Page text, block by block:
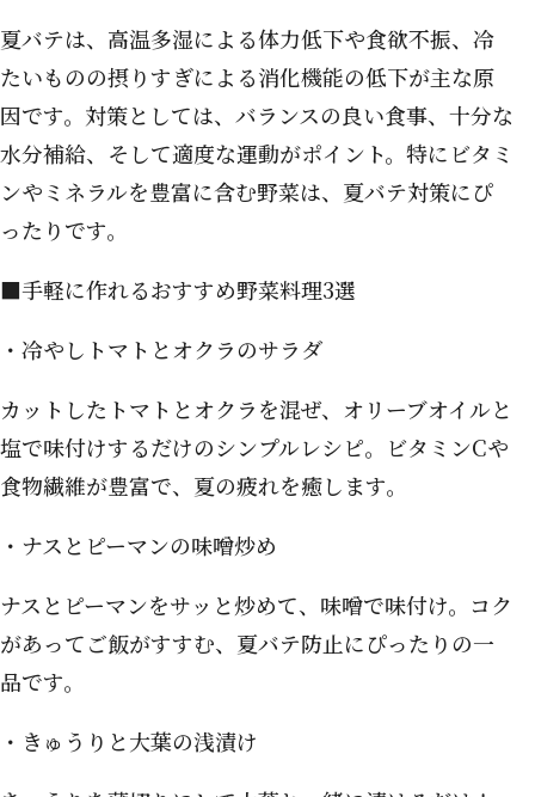
夏バテは、高温多湿による体力低下や食欲不振、冷
たいものの摂りすぎによる消化機能の低下が主な原
因です。対策としては、バランスの良い食事、十分な
水分補給、そして適度な運動がポイント。特にビタミ
ンやミネラルを豊富に含む野菜は、夏バテ対策にぴ
ったりです。
■手軽に作れるおすすめ野菜料理3選
・冷やしトマトとオクラのサラダ
カットしたトマトとオクラを混ぜ、オリーブオイルと
塩で味付けするだけのシンプルレシピ。ビタミンCや
食物繊維が豊富で、夏の疲れを癒します。
・ナスとピーマンの味噌炒め
ナスとピーマンをサッと炒めて、味噌で味付け。コク
があってご飯がすすむ、夏バテ防止にぴったりの一
品です。
・きゅうりと大葉の浅漬け